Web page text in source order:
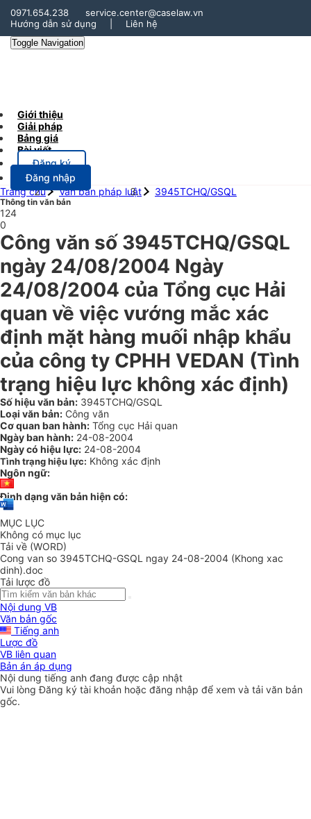
0971.654.238
service.center@caselaw.vn
Hướng dẫn sử dụng
Liên hệ
Toggle Navigation
Giới thiệu
Giải pháp
Bảng giá
Bài viết
Đăng ký
Đăng nhập
Trang chủ
Văn bản pháp luật 3945TCHQ/GSQL
Thông tin văn bản
124
0
Công văn số 3945TCHQ/GSQL
ngày 24/08/2004 Ngày
24/08/2004 của Tổng cục Hải
quan về việc vướng mắc xác
định mặt hàng muối nhập khẩu
của công ty CPHH VEDAN (Tình
trạng hiệu lực không xác định)
Số hiệu văn bản: 3945TCHQ/GSQL
Loại văn bản: Công văn
Cơ quan ban hành: Tổng cục Hải quan
Ngày ban hành: 24-08-2004
Ngày có hiệu lực: 24-08-2004
Tình trạng hiệu lực: Không xác định
Ngôn ngữ:
Định dạng văn bản hiện có:
MỤC LỤC
Không có mục lục
Tải về (WORD)
Cong van so 3945TCHQ-GSQL ngay 24-08-2004 (Khong xac
dinh).doc
Tải lược đồ
Nội dung VB
Văn bản gốc
Tiếng anh
Lược đồ
VB liên quan
Bản án áp dụng
Nội dung tiếng anh đang được cập nhật
Vui lòngĐăng ký tài khoản hoặc đăng nhập để xem và tải văn bản
gốc.